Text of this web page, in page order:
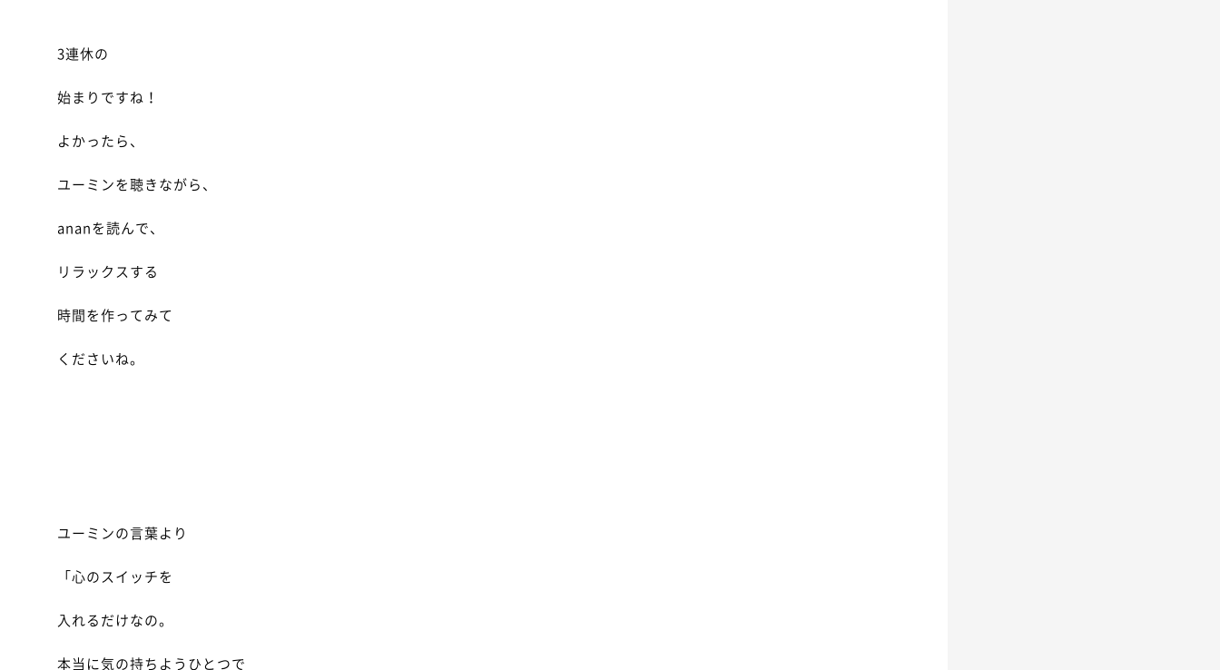
3連休の
始まりですね！
よかったら、
ユーミンを聴きながら、
ananを読んで、
リラックスする
時間を作ってみて
くださいね。
ユーミンの言葉より
「心のスイッチを
入れるだけなの。
本当に気の持ちようひとつで